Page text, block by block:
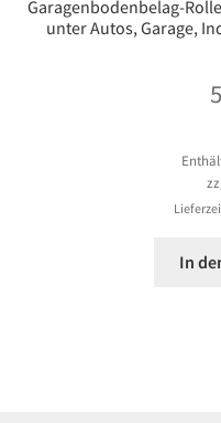
Garagenbodenbelag-
unter Autos, Garage,
In